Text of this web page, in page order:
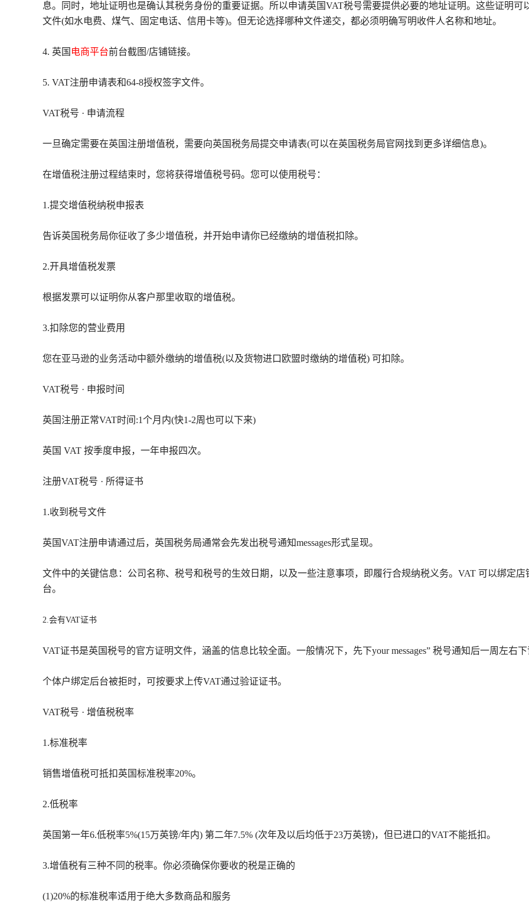
息。同时，地址证明也是确认其税务身份的重要证据。所以申请英国VAT税号需要提供必要的地址证明。这些证明可
文件(如水电费、煤气、固定电话、信用卡等)。但无论选择哪种文件递交，都必须明确写明收件人名称和地址。
4. 英国 电商平台前台截图/店铺链接。
5. VAT注册申请表和64-8授权签字文件。
VAT税号 · 申请流程
一旦确定需要在英国注册增值税，需要向英国税务局提交申请表(可以在英国税务局官网找到更多详细信息)。
在增值税注册过程结束时，您将获得增值税号码。您可以使用税号：
1.提交增值税纳税申报表
告诉英国税务局你征收了多少增值税，并开始申请你已经缴纳的增值税扣除。
2.开具增值税发票
根据发票可以证明你从客户那里收取的增值税。
3.扣除您的营业费用
您在亚马逊的业务活动中额外缴纳的增值税(以及货物进口欧盟时缴纳的增值税) 可扣除。
VAT税号 · 申报时间
英国注册正常VAT时间:1个月内(快1-2周也可以下来)
英国 VAT 按季度申报，一年申报四次。
注册VAT税号 · 所得证书
1.收到税号文件
英国VAT注册申请通过后，英国税务局通常会先发出税号通知messages形式呈现。
文件中的关键信息：公司名称、税号和税号的生效日期，以及一些注意事项，即履行合规纳税义务。VAT 可以绑定店
台。
2.会有VAT证书
VAT证书是英国税号的官方证明文件，涵盖的信息比较全面。一般情况下，先下your messages” 税号通知后一周左右下
个体户绑定后台被拒时，可按要求上传VAT通过验证证书。
VAT税号 · 增值税税率
1.标准税率
销售增值税可抵扣英国标准税率20%。
2.低税率
英国第一年6.低税率5%(15万英镑/年内) 第二年7.5% (次年及以后均低于23万英镑)，但已进口的VAT不能抵扣。
3.增值税有三种不同的税率。你必须确保你要收的税是正确的
(1)20%的标准税率适用于绝大多数商品和服务